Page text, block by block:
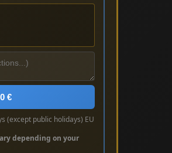
€
(except public holidays) EU
depending on your